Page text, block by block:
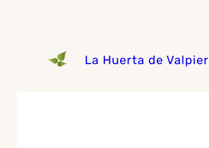
contenido
La Huerta de